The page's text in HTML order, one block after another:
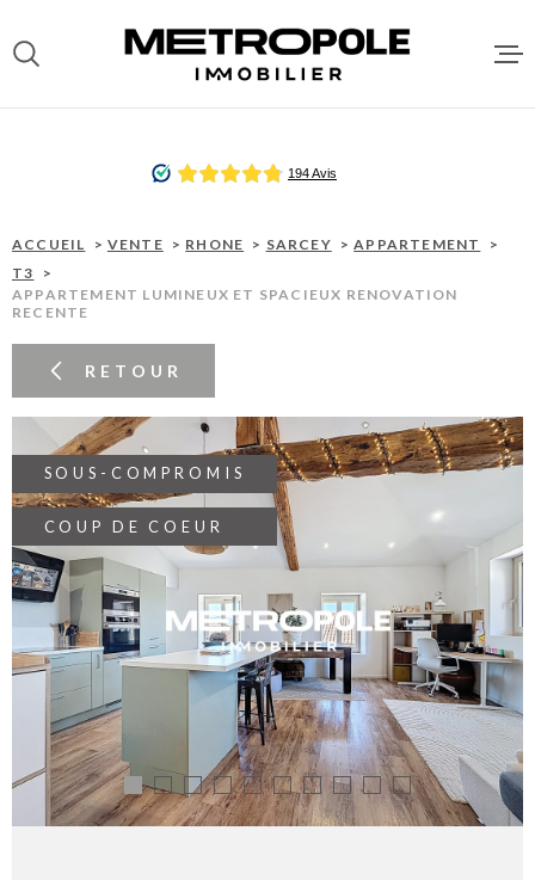
au
menu
au
contenu
VENTES
CHEZ
ACCUEIL VENTE RHONE SARCEY
APPARTEMENT
T3
APPARTEMENT LUMINEUX ET SPACIEUX RENOVATION
RECENTE
RETOUR
SOUS-COMPROMIS
COUP DE COEUR